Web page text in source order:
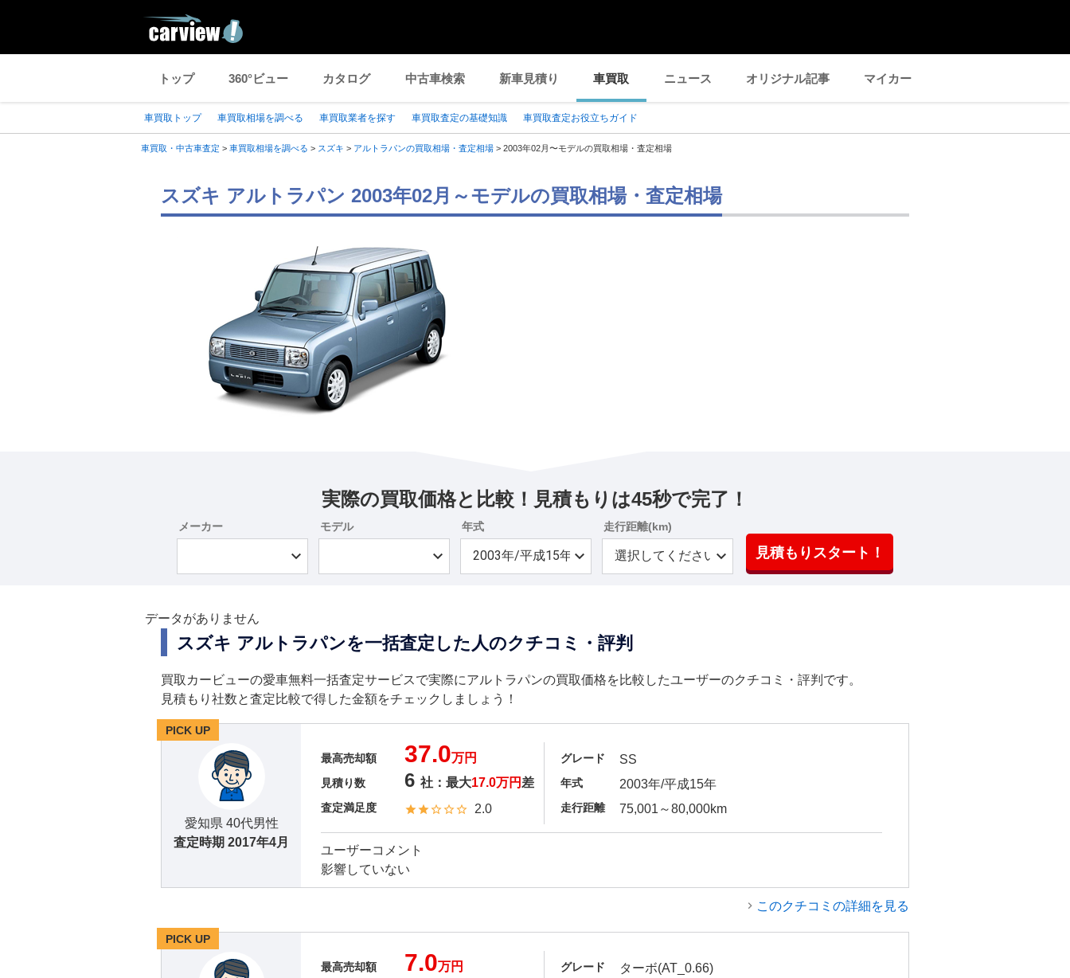
トップ 360°ビュー カタログ 中古車検索 新車見積り 車買取 ニュース オリジナル記事 マイカー
車買取トップ 車買取相場を調べる 車買取業者を探す 車買取査定の基礎知識 車買取査定お役立ちガイド
車買取・中古車査定 > 車買取相場を調べる > スズキ > アルトラパンの買取相場・査定相場 > 2003年02月〜モデルの買取相場・査定相場
スズキ アルトラパン 2003年02月～モデルの買取相場・査定相場
実際の買取価格と比較！見積もりは45秒で完了！
メーカー モデル 年式 走行距離(km)
見積もりスタート！
データがありません
スズキ アルトラパンを一括査定した人のクチコミ・評判
買取カービューの愛車無料一括査定サービスで実際にアルトラパンの買取価格を比較したユーザーのクチコミ・評判です。
見積もり社数と査定比較で得した金額をチェックしましょう！
PICK UP
愛知県 40代男性
査定時期 2017年4月
最高売却額 37.0万円
見積り数 6 社：最大17.0万円 差
査定満足度 2.0
グレード SS
年式 2003年/平成15年
走行距離 75,001～80,000km
ユーザーコメント
影響していない
このクチコミの詳細を見る
PICK UP
最高売却額 7.0万円 グレード ターボ(AT_0.66)